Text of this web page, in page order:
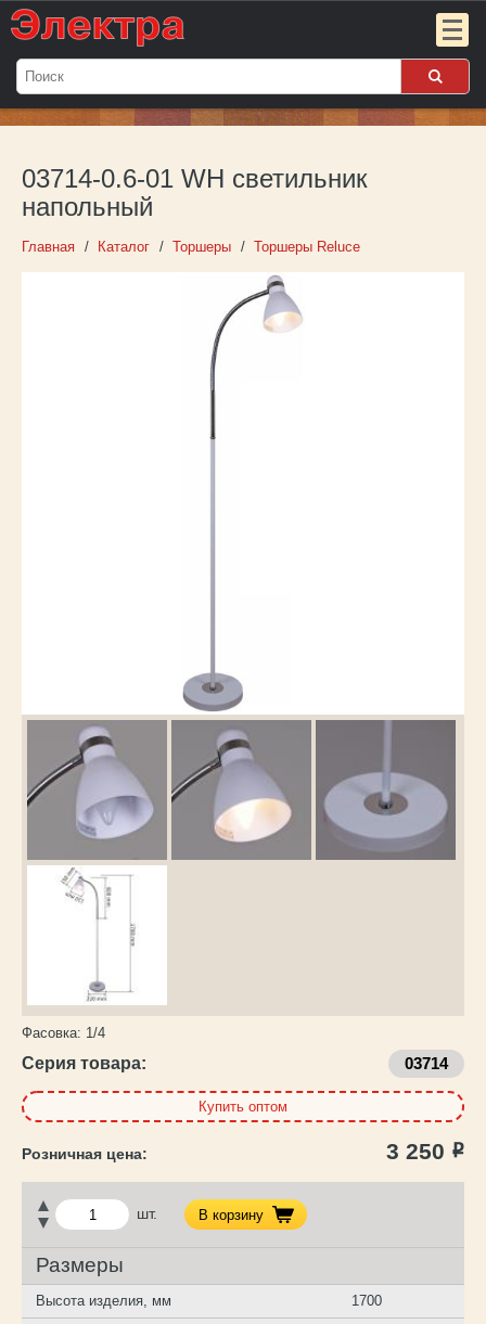
Мой
Пока
пуст
Войти
03714-0.6-01 WH светильник
напольный
Главная Каталог Торшеры Торшеры Reluce
Фасовка: 1/4
Серия товара: 03714
Купить оптом
3 250 Р
шт. В корзину
Размеры
Высота изделия, мм 1700